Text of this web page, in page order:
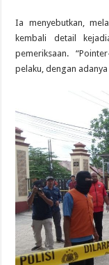
Ia menyebutkan,
kembali detail
pemeriksaan.
pelaku, dengan